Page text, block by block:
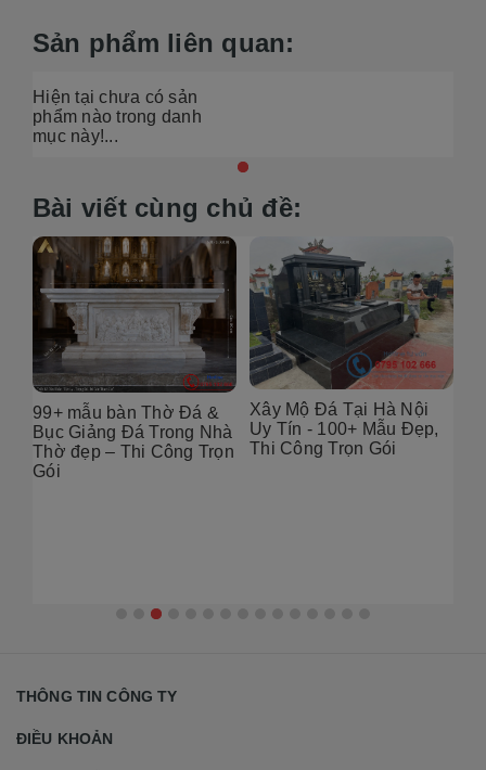
Sản phẩm liên quan:
Hiện tại chưa có sản
phẩm nào trong danh
mục này!...
Bài viết cùng chủ đề:
99+ mẫu bàn Thờ Đá &
Bục Giảng Đá Trong Nhà
Thờ đẹp – Thi Công Trọn
Gói
Xây Mộ Đá Tại Hà Nội
Uy Tín - 100+ Mẫu Đẹp,
Thi Công Trọn Gói
THÔNG TIN CÔNG TY
ĐIỀU KHOẢN